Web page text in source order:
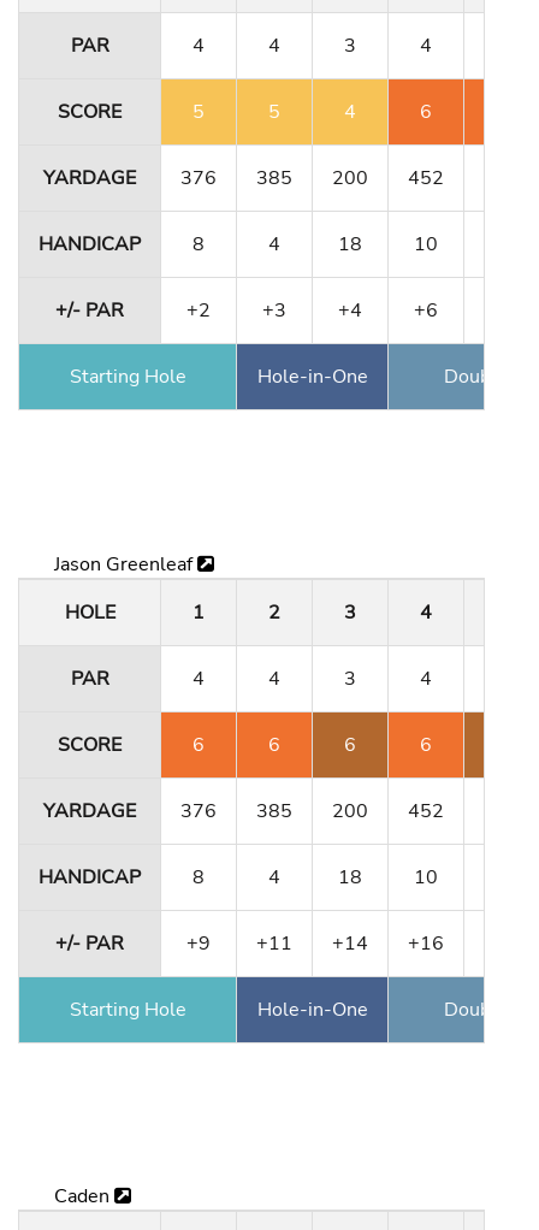
PAR 4 4 3 4
SCORE 5 5 4 6
YARDAGE 376 385 200 452
HANDICAP 8 4 18 10
+/- PAR +2 +3 +4 +6
Starting Hole Hole-in-One Double
Jason Greenleaf
HOLE
1 2 3 4
PAR 4 4 3 4
SCORE 6 6 6 6
YARDAGE 376 385 200 452
HANDICAP 8 4 18 10
+/- PAR +9 +11 +14 +16
Starting Hole Hole-in-One Double
Caden